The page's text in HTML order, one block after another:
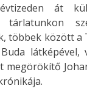
át
többek között a
látképével,
megörökítő